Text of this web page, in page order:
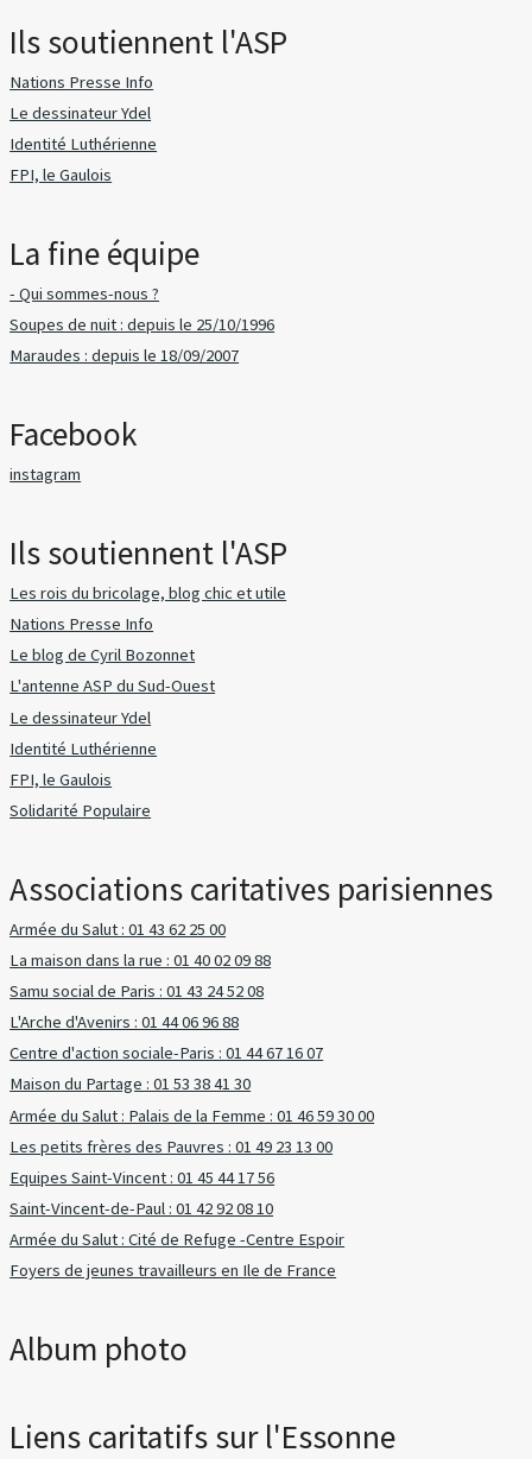
Ils soutiennent l'ASP
Nations Presse Info
Le dessinateur Ydel
Identité Luthérienne
FPI, le Gaulois
La fine équipe
- Qui sommes-nous ?
Soupes de nuit : depuis le 25/10/1996
Maraudes : depuis le 18/09/2007
Facebook
instagram
Ils soutiennent l'ASP
Les rois du bricolage, blog chic et utile
Nations Presse Info
Le blog de Cyril Bozonnet
L'antenne ASP du Sud-Ouest
Le dessinateur Ydel
Identité Luthérienne
FPI, le Gaulois
Solidarité Populaire
Associations caritatives parisiennes
Armée du Salut : 01 43 62 25 00
La maison dans la rue : 01 40 02 09 88
Samu social de Paris : 01 43 24 52 08
L'Arche d'Avenirs : 01 44 06 96 88
Centre d'action sociale-Paris : 01 44 67 16 07
Maison du Partage : 01 53 38 41 30
Armée du Salut : Palais de la Femme : 01 46 59 30 00
Les petits frères des Pauvres : 01 49 23 13 00
Equipes Saint-Vincent : 01 45 44 17 56
Saint-Vincent-de-Paul : 01 42 92 08 10
Armée du Salut : Cité de Refuge -Centre Espoir
Foyers de jeunes travailleurs en Ile de France
Album photo
Liens caritatifs sur l'Essonne